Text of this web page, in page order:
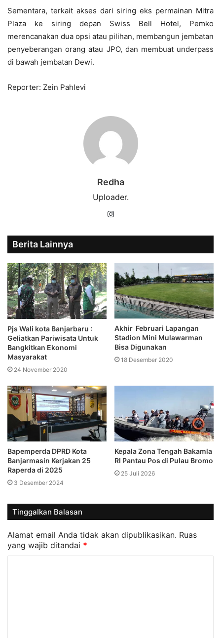
Sementara, terkait akses dari siring eks permainan Mitra
Plaza ke siring depan Swiss Bell Hotel, Pemko
merencanakan dua opsi atau pilihan, membangun jembatan
penyeberangan orang atau JPO, dan membuat underpass
di bawah jembatan Dewi.
Reporter: Zein Pahlevi
Redha
Uploader.
Instagram
Berita Lainnya
Pjs Wali kota Banjarbaru :
Geliatkan Pariwisata Untuk
Bangkitkan Ekonomi
Masyarakat
24 November 2020
Akhir Februari Lapangan
Stadion Mini Mulawarman
Bisa Digunakan
18 Desember 2020
Bapemperda DPRD Kota
Banjarmasin Kerjakan 25
Raperda di 2025
3 Desember 2024
Kepala Zona Tengah Bakamla
RI Pantau Pos di Pulau Bromo
25 Juli 2026
Tinggalkan Balasan
Alamat email Anda tidak akan dipublikasikan. Ruas
yang wajib ditandai *